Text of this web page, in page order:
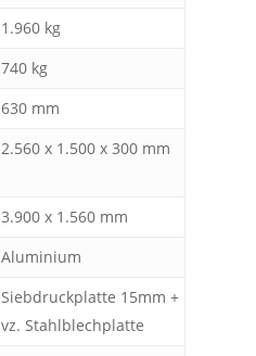
1.960 kg
740 kg
630 mm
2.560 x 1.500 x 300 mm
3.900 x 1.560 mm
Aluminium
Siebdruckplatte 15mm +
vz. Stahlblechplatte